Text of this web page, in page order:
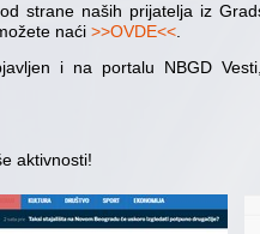
strane naših prijatelja iz
naći >>OVDE<<.
i na portalu NBGD
aktivnosti!